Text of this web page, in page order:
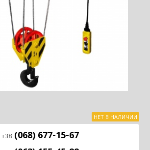
НЕТ В НАЛИЧИИ
+38(068) 677-15-67